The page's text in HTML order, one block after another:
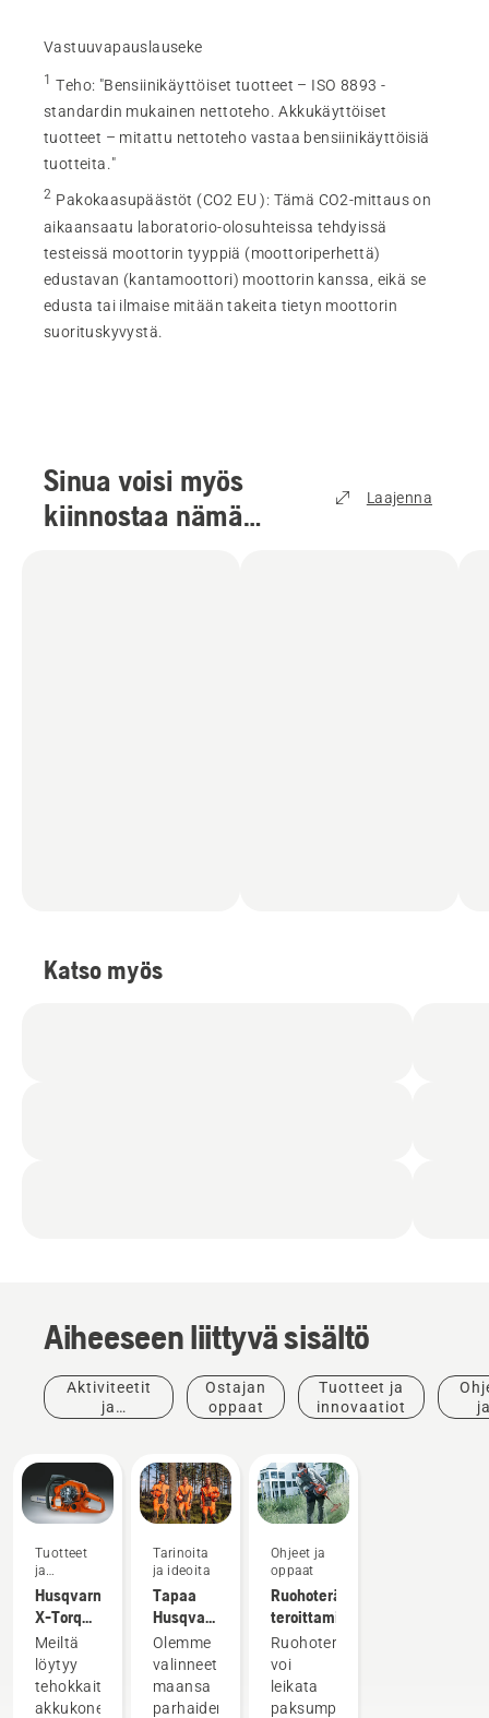
Vastuuvapauslauseke
1 Teho: "Bensiinikäyttöiset tuotteet – ISO 8893 -
standardin mukainen nettoteho. Akkukäyttöiset
tuotteet – mitattu nettoteho vastaa bensiinikäyttöisiä
tuotteita."
2 Pakokaasupäästöt (CO2 EU ): Tämä CO2-mittaus on
aikaansaatu laboratorio-olosuhteissa tehdyissä
testeissä moottorin tyyppiä (moottoriperhettä)
edustavan (kantamoottori) moottorin kanssa, eikä se
edusta tai ilmaise mitään takeita tietyn moottorin
suorituskyvystä.
Sinua voisi myös
kiinnostaa nämä
Laajenna
Katso myös
Aiheeseen liittyvä sisältö
Aktiviteetit
ja
Ostajan
oppaat
Tuotteet ja
innovaatiot
Tuotteet
ja
innovaatiot
Husqvarna
X-Torq®
-
moottorin
ominaisuudet
Meiltä
löytyy
tehokkaita
akkukoneita.
Tarinoita
ja ideoita
Tapaa
Husqvarnan
H-tiimi –
tuotteidemme
vaativimmat
käyttäjät
Olemme
valinneet
maansa
parhaiden
Ohjeet ja
oppaat
Ruohoterän
teroittaminen
Ruohoterällä
voi
leikata
paksumpaa